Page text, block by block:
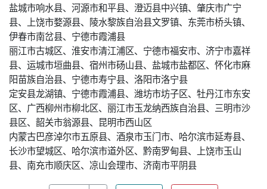
盐城市响水县、河源市和平县、澄迈县中兴镇、肇庆市广宁
县、上饶市婺源县、陵水黎族自治县文罗镇、东莞市桥头镇、
伊春市南岔县、宁德市霞浦县
丽江市古城区、淮安市清江浦区、宁德市福安市、济宁市嘉祥
县、运城市垣曲县、宿州市砀山县、盐城市盐都区、怀化市麻
阳苗族自治县、宁德市寿宁县、洛阳市洛宁县
定安县龙湖镇、宁德市霞浦县、潍坊市坊子区、牡丹江市东安
区、广西柳州市柳北区、丽江市玉龙纳西族自治县、三明市沙
县区、韶关市翁源县、昆明市西山区
内蒙古巴彦淖尔市五原县、酒泉市玉门市、哈尔滨市延寿县、
长沙市望城区、哈尔滨市道外区、黔南罗甸县、上饶市玉山
县、南充市顺庆区、凉山会理市、济南市平阴县